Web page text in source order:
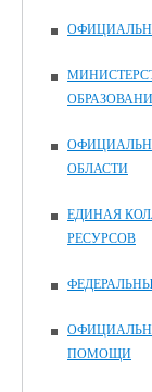
ОБЛАСТИ
ЕДИНАЯ
РЕСУРСОВ
ПОМОЩИ